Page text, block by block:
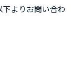
よりお問い合わ